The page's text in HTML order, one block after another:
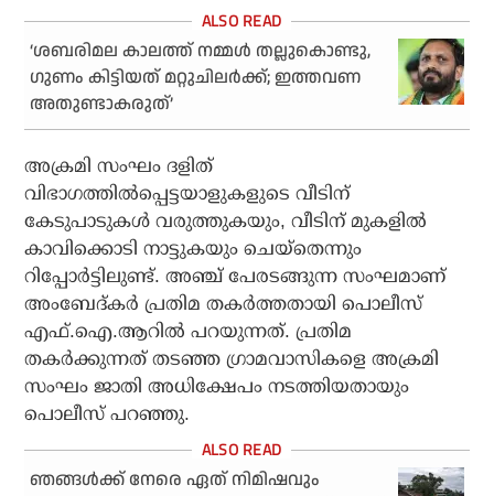
‘ശബരിമല കാലത്ത് നമ്മള്‍ തല്ലുകൊണ്ടു,
ഗുണം കിട്ടിയത് മറ്റുചിലര്‍ക്ക്; ഇത്തവണ
അതുണ്ടാകരുത്’
അക്രമി സംഘം ദളിത്
വിഭാഗത്തില്‍പ്പെട്ടയാളുകളുടെ വീടിന്
കേടുപാടുകള്‍ വരുത്തുകയും, വീടിന് മുകളില്‍
കാവിക്കൊടി നാട്ടുകയും ചെയ്‌തെന്നും
റിപ്പോര്‍ട്ടിലുണ്ട്. അഞ്ച് പേരടങ്ങുന്ന സംഘമാണ്
അംബേദ്കര്‍ പ്രതിമ തകര്‍ത്തതായി പൊലീസ്
എഫ്.ഐ.ആറില്‍ പറയുന്നത്. പ്രതിമ
തകര്‍ക്കുന്നത് തടഞ്ഞ ഗ്രാമവാസികളെ അക്രമി
സംഘം ജാതി അധിക്ഷേപം നടത്തിയതായും
പൊലീസ് പറഞ്ഞു.
ഞങ്ങള്‍ക്ക് നേരെ ഏത് നിമിഷവും